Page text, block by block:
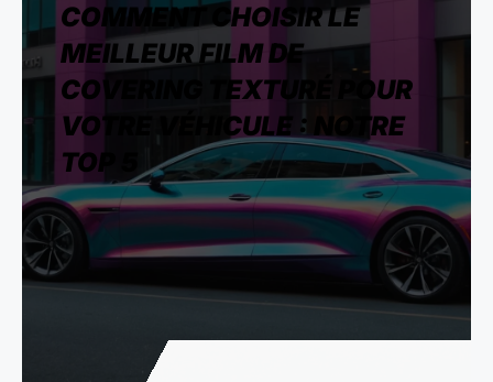
COMMENT CHOISIR LE
MEILLEUR FILM DE
COVERING TEXTURÉ POUR
VOTRE VÉHICULE : NOTRE
TOP 5